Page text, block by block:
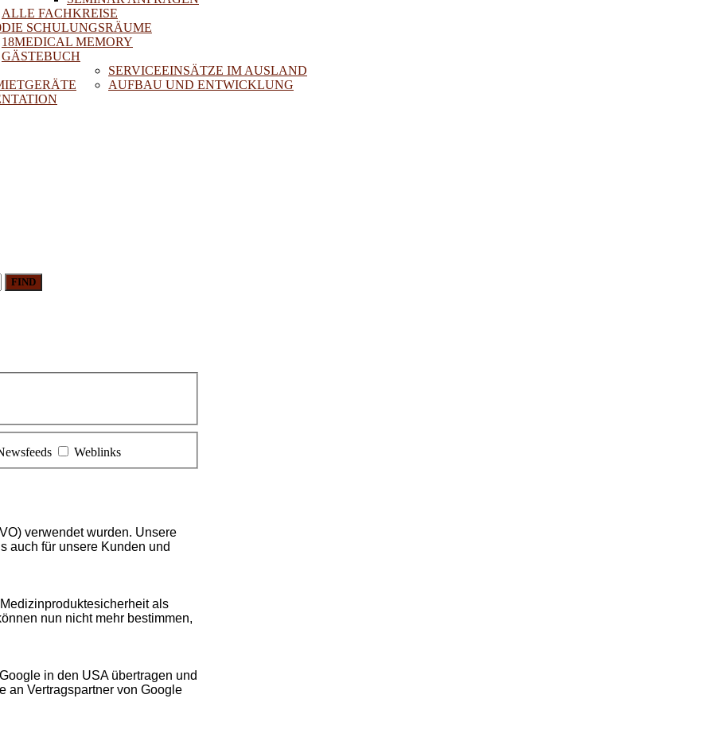
ALLE FACHKREISE
DIE SCHULUNGSRÄUME
18MEDICAL MEMORY
GÄSTEBUCH
SERVICEEINSÄTZE IM AUSLAND
AUFBAU UND ENTWICKLUNG
FIND
Weblinks
verwendet wurden. Unsere
auch für unsere Kunden und
als
nun nicht mehr bestimmen,
in den USA übertragen und
an Vertragspartner von Google